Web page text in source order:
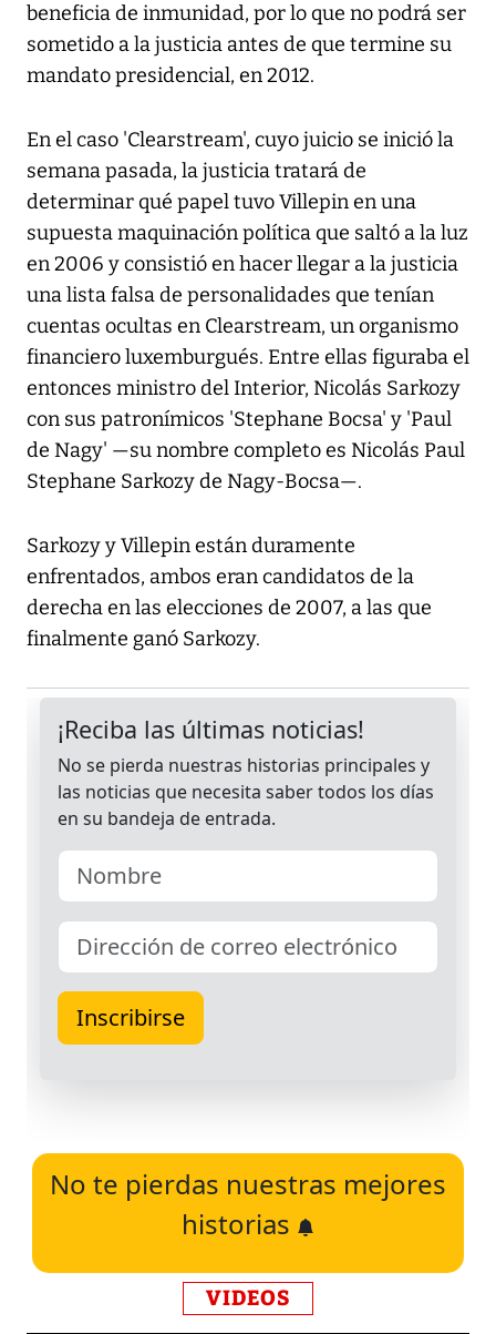
beneficia de inmunidad, por lo que no podrá ser
sometido a la justicia antes de que termine su
mandato presidencial, en 2012.
En el caso 'Clearstream', cuyo juicio se inició la
semana pasada, la justicia tratará de
determinar qué papel tuvo Villepin en una
supuesta maquinación política que saltó a la luz
en 2006 y consistió en hacer llegar a la justicia
una lista falsa de personalidades que tenían
cuentas ocultas en Clearstream, un organismo
financiero luxemburgués. Entre ellas figuraba el
entonces ministro del Interior, Nicolás Sarkozy
con sus patronímicos 'Stephane Bocsa' y 'Paul
de Nagy' —su nombre completo es Nicolás Paul
Stephane Sarkozy de Nagy-Bocsa—.
Sarkozy y Villepin están duramente
enfrentados, ambos eran candidatos de la
derecha en las elecciones de 2007, a las que
finalmente ganó Sarkozy.
No te pierdas nuestras mejores
historias
VIDEOS